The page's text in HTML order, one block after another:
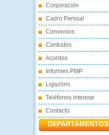
Corporación
Cadro Persoal
Convenios
Contratos
Acordos
Informes PMP
Ligazóns
Teléfonos interese
Contacto
DEPARTAMENTOS